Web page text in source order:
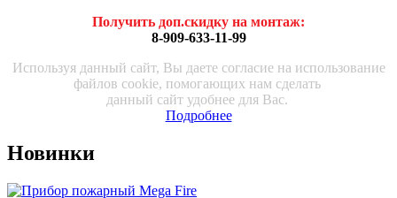
Получить доп.скидку на монтаж:
8-909-633-11-99
Используя данный сайт, Вы даете согласие на использование
файлов cookie, помогающих нам сделать
данный сайт удобнее для Вас.
Подробнее
Новинки